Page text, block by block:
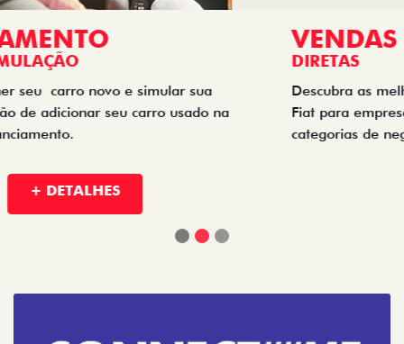
VENDAS
DIRETAS
Descubra as melhores soluções e descontos em um novo
Fiat para empresas, produtores rurais, taxistas e outras
categorias de negócios.